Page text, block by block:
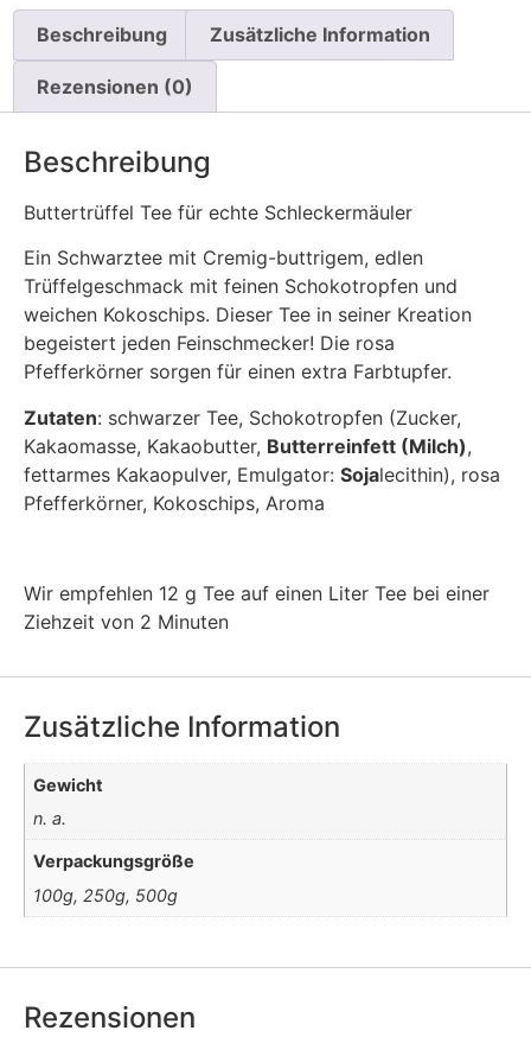
Beschreibung Zusätzliche Information
Rezensionen (0)
Beschreibung
Buttertrüffel Tee für echte Schleckermäuler
Ein Schwarztee mit Cremig-buttrigem, edlen
Trüffelgeschmack mit feinen Schokotropfen und
weichen Kokoschips. Dieser Tee in seiner Kreation
begeistert jeden Feinschmecker! Die rosa
Pfefferkörner sorgen für einen extra Farbtupfer.
Zutaten: schwarzer Tee, Schokotropfen (Zucker,
Kakaomasse, Kakaobutter, Butterreinfett (Milch),
fettarmes Kakaopulver, Emulgator: Sojalecithin), rosa
Pfefferkörner, Kokoschips, Aroma
Wir empfehlen 12 g Tee auf einen Liter Tee bei einer
Ziehzeit von 2 Minuten
Zusätzliche Information
Gewicht
n. a.
Verpackungsgröße
100g, 250g, 500g
Rezensionen